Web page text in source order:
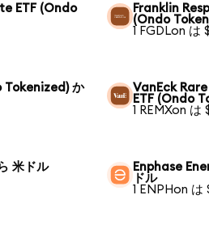
ETF (Ondo
Franklin
(Ondo
1 FGDLon は
か
VanEck
ETF (Ondo
1 REMXon は
米ドル
Enphase
ドル
1 ENPHon は